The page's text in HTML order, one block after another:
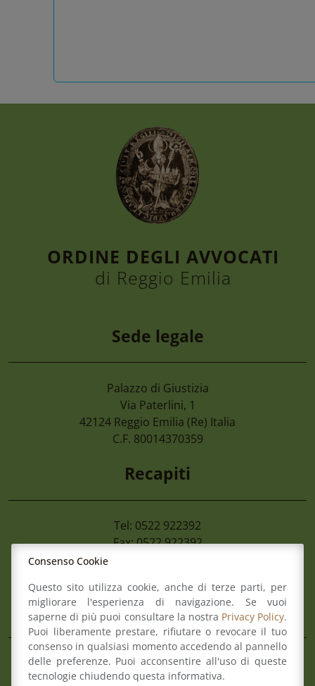
4 Agosto 2026
Cimone 2027 59° Campionato
Magistrati
ORDINE DEGLI AVVOCATI
di Reggio Emilia
Sede legale
Palazzo di Giustizia
Via Paterlini, 1
42124 Reggio Emilia (Re) Italia
C.F. 80014370359
Recapiti
Tel: 0522 922392
Fax: 0522 922392
Mail:info@ordineforense.re.it
L’Ordine
Composizione del Consiglio
Commissioni
Consenso Cookie
Questo sito utilizza cookie, anche di terze parti, per
migliorare l'esperienza di navigazione. Se vuoi
saperne di più puoi consultare la nostra Privacy Policy.
Puoi liberamente prestare, rifiutare o revocare il tuo
consenso in qualsiasi momento accedendo al pannello
delle preferenze. Puoi acconsentire all'uso di queste
tecnologie chiudendo questa informativa.